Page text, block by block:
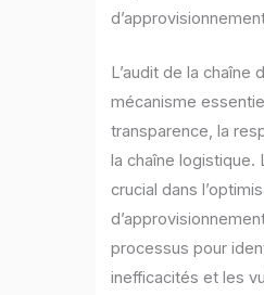
L’audit de la chaîne
mécanisme
transparence, la
la chaîne logistique.
crucial dans
processus pour
inefficacités et les